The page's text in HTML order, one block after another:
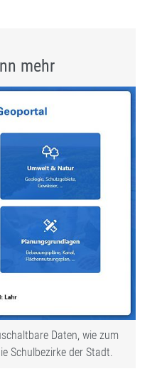
mehr
Daten, wie zum
Schulbezirke der Stadt.